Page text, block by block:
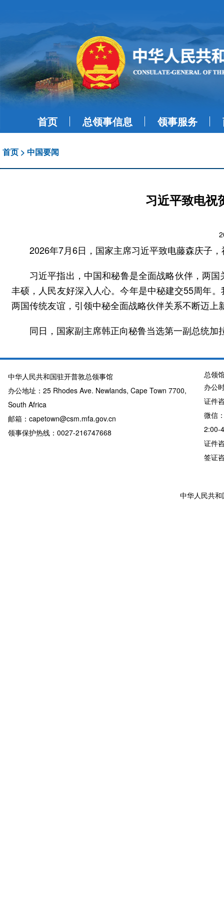
首页 总领事信息 领事服务
首页 > 中国要闻
习近平致电祝
2026年7月6日，国家主席习近平致电藤森庆子
习近平指出，中国和秘鲁是全面战略伙伴，两
丰硕，人民友好深入人心。今年是中秘建交55周年
两国传统友谊，引领中秘全面战略伙伴关系不断迈上
同日，国家副主席韩正向秘鲁当选第一副总统加
中华人民共和国驻开普敦总领事馆
办公地址：25 Rhodes Ave. Newlands, Cape Town 7700,
South Africa
邮箱：capetown@csm.mfa.gov.cn
领事保护热线：0027-216747668
总领
办公
证件
微信
2:00-
证件
签证
中华人民共